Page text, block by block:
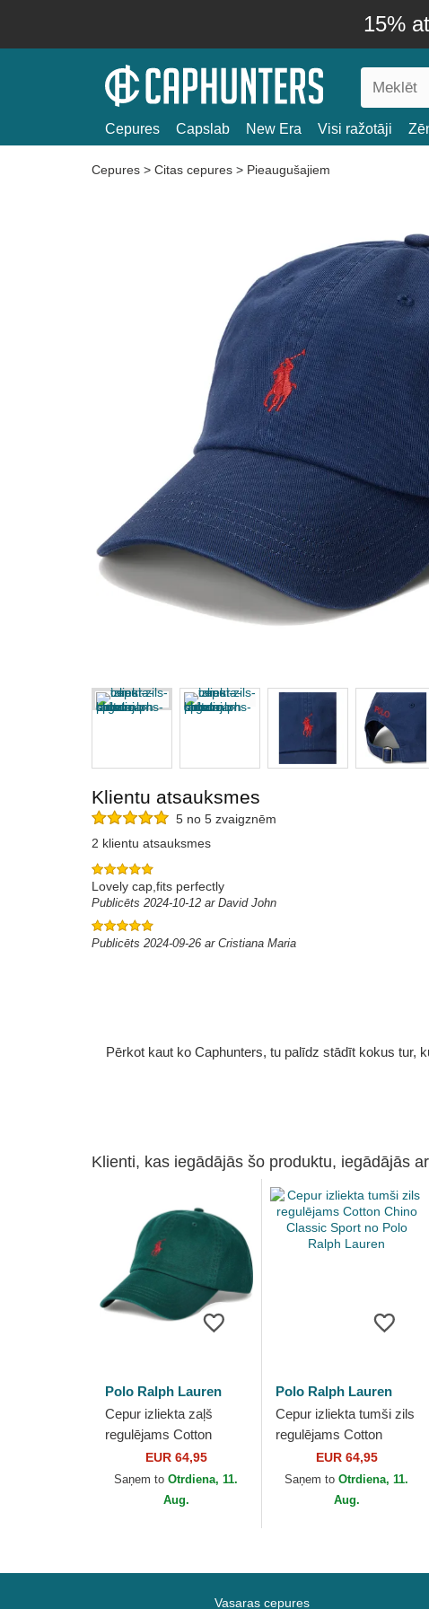
15%
Cepures Capslab New Era Visi ražotāji
Cepures > Citas cepures > Pieaugušajiem
Klientu atsauksmes
5 no 5 zvaigznēm
2 klientu atsauksmes
Lovely cap,fits perfectly
Publicēts 2024-10-12 ar David John
Publicēts 2024-09-26 ar Cristiana Maria
Pērkot kaut ko Caphunters, tu palīdz stādīt kokus tur,
Klienti, kas iegādājās šo produktu, iegādājās
Polo Ralph Lauren
Cepur izliekta zaļš
regulējams Cotton
Chino Classic Sport no
Polo Ralph Lauren
EUR 64,95
Saņem toOtrdiena, 11.
Aug.
Polo Ralph Lauren
Cepur izliekta tumši zils
regulējams Cotton
Chino Classic Sport no
Polo Ralph Lauren
EUR 64,95
Saņem toOtrdiena, 11.
Aug.
Vasaras cepures